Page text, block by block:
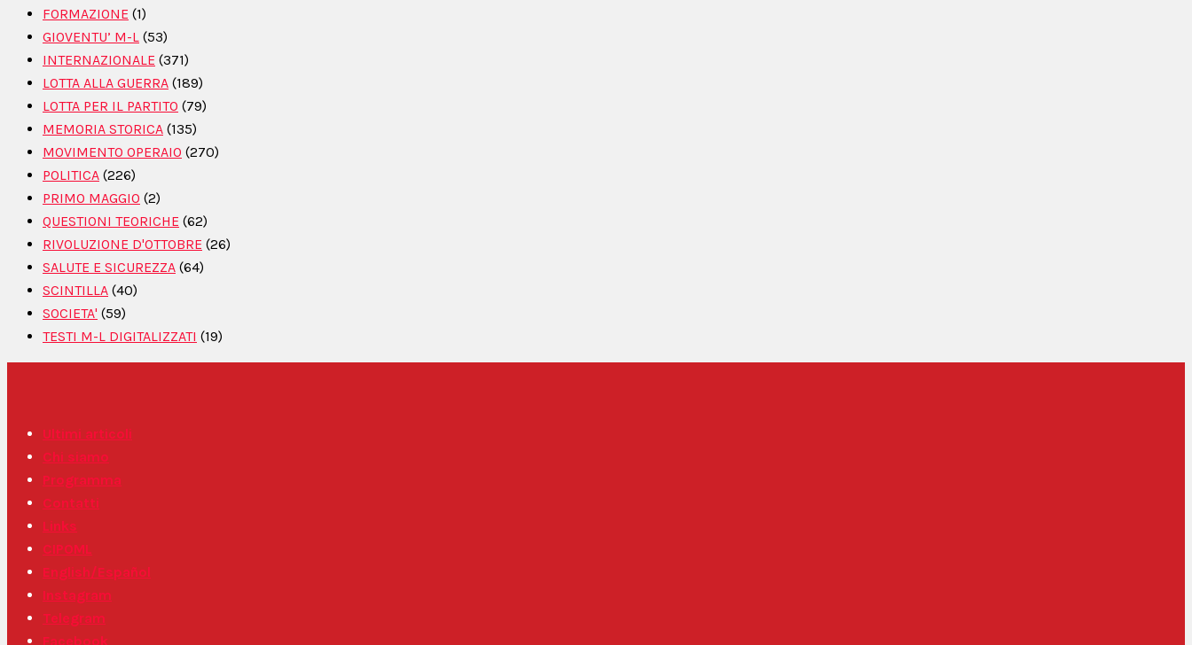
FORMAZIONE (1)
GIOVENTU’ M-L (53)
INTERNAZIONALE (371)
LOTTA ALLA GUERRA (189)
LOTTA PER IL PARTITO (79)
MEMORIA STORICA (135)
MOVIMENTO OPERAIO (270)
POLITICA (226)
PRIMO MAGGIO (2)
QUESTIONI TEORICHE (62)
RIVOLUZIONE D'OTTOBRE (26)
SALUTE E SICUREZZA (64)
SCINTILLA (40)
SOCIETA' (59)
TESTI M-L DIGITALIZZATI (19)
Ultimi articoli
Chi siamo
Programma
Contatti
Links
CIPOML
English/Español
Instagram
Telegram
Facebook